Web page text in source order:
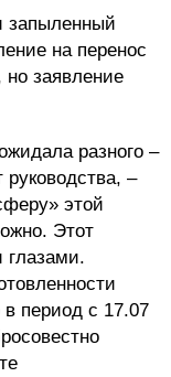
запыленный
на перенос
но заявление
разного –
руководства, –
этой
Этот
глазами.
период с 17.07